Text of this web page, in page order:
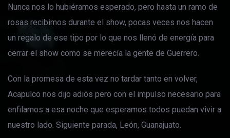
Nunca nos lo hubiéramos esperado, pero hasta un ramo de
rosas recibimos durante el show, pocas veces nos hacen
un regalo de ese tipo por lo que nos llenó de energía para
cerrar el show como se merecía la gente de Guerrero.
Con la promesa de esta vez no tardar tanto en volver,
Acapulco nos dijo adiós pero con el impulso necesario para
enfilarnos a esa noche que esperamos todos puedan vivir a
nuestro lado. Siguiente parada, León, Guanajuato.